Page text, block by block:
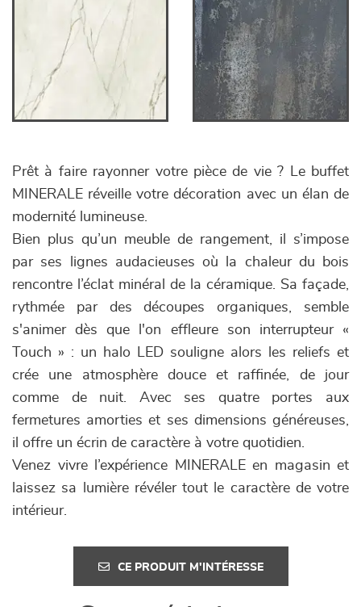
Prêt à faire rayonner votre pièce de vie ? Le buffet
MINERALE réveille votre décoration avec un élan de
modernité lumineuse.
Bien plus qu’un meuble de rangement, il s’impose
par ses lignes audacieuses où la chaleur du bois
rencontre l’éclat minéral de la céramique. Sa façade,
rythmée par des découpes organiques, semble
s'animer dès que l'on effleure son interrupteur «
Touch » : un halo LED souligne alors les reliefs et
crée une atmosphère douce et raffinée, de jour
comme de nuit. Avec ses quatre portes aux
fermetures amorties et ses dimensions généreuses,
il offre un écrin de caractère à votre quotidien.
Venez vivre l’expérience MINERALE en magasin et
laissez sa lumière révéler tout le caractère de votre
intérieur.
CE PRODUIT M'INTÉRESSE